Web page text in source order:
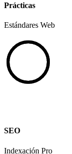
Prácticas
Estándares Web
SEO
Indexación Pro